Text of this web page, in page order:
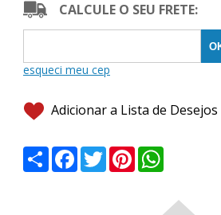
CALCULE O SEU FRETE:
Adicionar a Lista de Desejos
ShareFacebook
TwitterPinterest